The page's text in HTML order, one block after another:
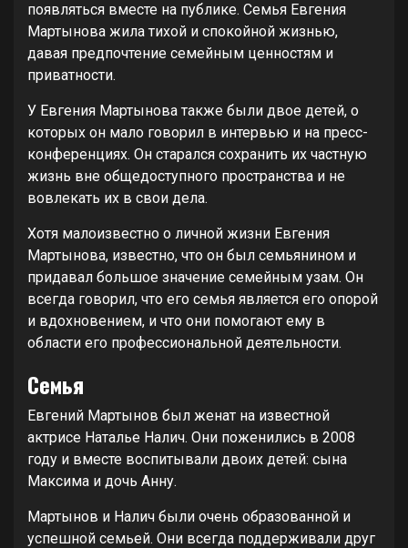
появляться вместе на публике. Семья Евгения
Мартынова жила тихой и спокойной жизнью,
давая предпочтение семейным ценностям и
приватности.
У Евгения Мартынова также были двое детей, о
которых он мало говорил в интервью и на пресс-
конференциях. Он старался сохранить их частную
жизнь вне общедоступного пространства и не
вовлекать их в свои дела.
Хотя малоизвестно о личной жизни Евгения
Мартынова, известно, что он был семьянином и
придавал большое значение семейным узам. Он
всегда говорил, что его семья является его опорой
и вдохновением, и что они помогают ему в
области его профессиональной деятельности.
Семья
Евгений Мартынов был женат на известной
актрисе Наталье Налич. Они поженились в 2008
году и вместе воспитывали двоих детей: сына
Максима и дочь Анну.
Мартынов и Налич были очень образованной и
успешной семьей. Они всегда поддерживали друг